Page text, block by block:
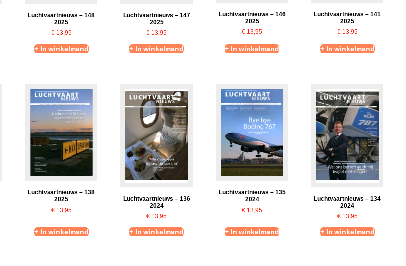
Luchtvaartnieuws – 148
2025
€13,95
+ In winkelmand
Luchtvaartnieuws – 147
2025
€ 13,95
+ In winkelmand
Luchtvaartnieuws – 146
2025
€ 13,95
+ In winkelmand
Luchtvaartnieuws – 141
2025
€13,95
+ In winkelmand
Luchtvaartnieuws – 138
2025
€13,95
+ In winkelmand
Luchtvaartnieuws – 136
2024
€ 13,95
+ In winkelmand
Luchtvaartnieuws – 135
2024
€ 13,95
+ In winkelmand
Luchtvaartnieuws – 134
2024
€13,95
+ In winkelmand